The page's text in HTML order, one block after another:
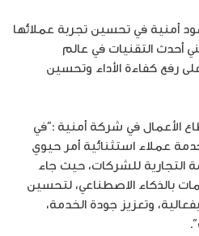
أمنية في تحسين تجربة عملائها
أحدث التقنيات في عالم
رفع كفاءة الأداء وتحسين
الأعمال في شركة أمنية :”في
عملاء استثنائية أمر حيوي
التجارية للشركات، حيث جاء
بالذكاء الاصطناعي، لتحسين
وتعزيز جودة الخدمة،